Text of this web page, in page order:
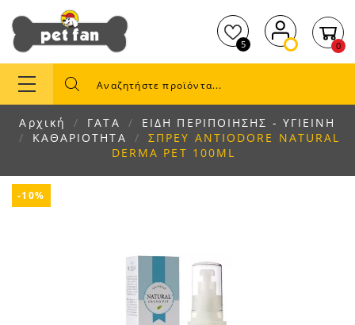
5 0
Αρχική ΓΑΤΑ
ΕΙΔΗ ΠΕΡΙΠΟΙΗΣΗΣ - ΥΓΙΕΙΝΗ
ΚΑΘΑΡΙΟΤΗΤΑ
ΣΠΡΕΥ ANTIODORE NATURAL
DERMA PET 100ML
-10%